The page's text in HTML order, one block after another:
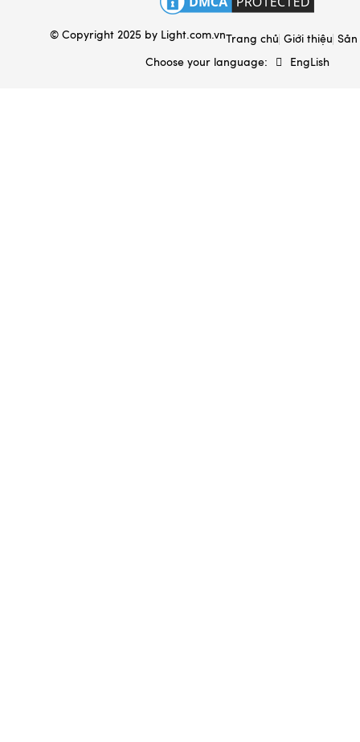
Ấm sắc thuốc Bát Tràng
© Copyright 2025 by Light.com.vnTrang chủ Giới thiệu
Choose your language: EngLish